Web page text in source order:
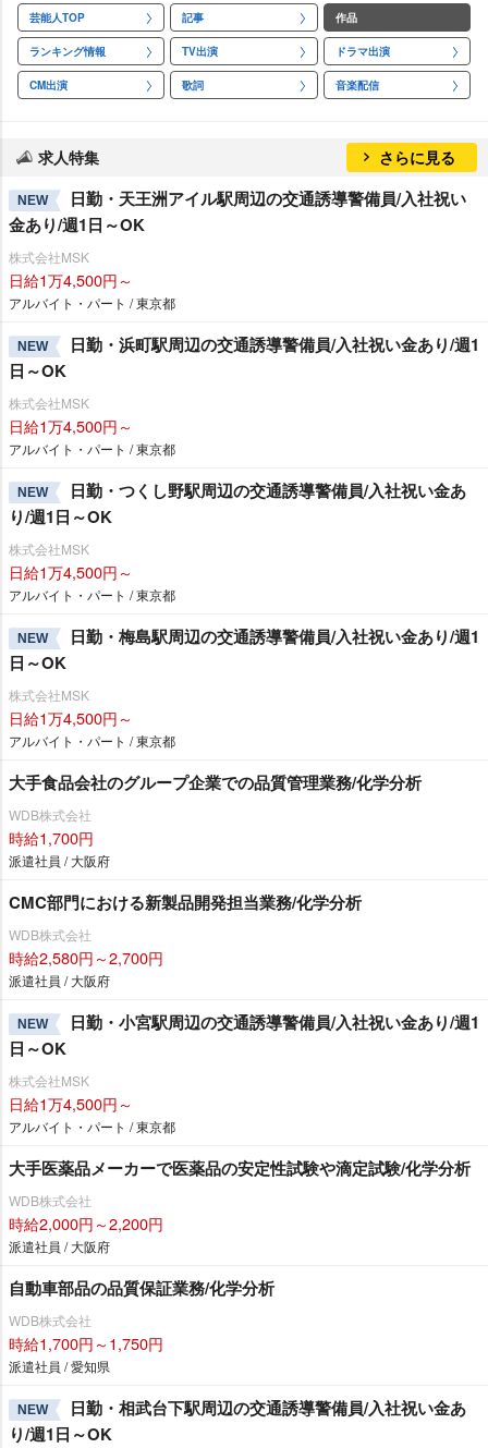
芸能人TOP 記事 作品
ランキング情報 TV出演 ドラマ出演
CM出演 歌詞 音楽配信
求人特集 さらに見る
NEW
日勤・天王洲アイル駅周辺の交通誘導警備員/入社祝い
金あり/週1日～OK
株式会社MSK
日給1万4,500円～
アルバイト・パート / 東京都
NEW
日勤・浜町駅周辺の交通誘導警備員/入社祝い金あり/週1
日～OK
株式会社MSK
日給1万4,500円～
アルバイト・パート / 東京都
NEW
日勤・つくし野駅周辺の交通誘導警備員/入社祝い金あ
り/週1日～OK
株式会社MSK
日給1万4,500円～
アルバイト・パート / 東京都
NEW
日勤・梅島駅周辺の交通誘導警備員/入社祝い金あり/週1
日～OK
株式会社MSK
日給1万4,500円～
アルバイト・パート / 東京都
大手食品会社のグループ企業での品質管理業務/化学分析
WDB株式会社
時給1,700円
派遣社員 / 大阪府
CMC部門における新製品開発担当業務/化学分析
WDB株式会社
時給2,580円～2,700円
派遣社員 / 大阪府
NEW
日勤・小宮駅周辺の交通誘導警備員/入社祝い金あり/週1
日～OK
株式会社MSK
日給1万4,500円～
アルバイト・パート / 東京都
大手医薬品メーカーで医薬品の安定性試験や滴定試験/化学分析
WDB株式会社
時給2,000円～2,200円
派遣社員 / 大阪府
自動車部品の品質保証業務/化学分析
WDB株式会社
時給1,700円～1,750円
派遣社員 / 愛知県
NEW
日勤・相武台下駅周辺の交通誘導警備員/入社祝い金あ
り/週1日～OK